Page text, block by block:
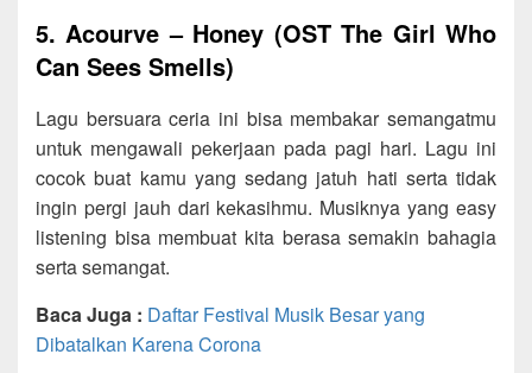
5. Acourve – Honey (OST The Girl Who
Can Sees Smells)
Lagu bersuara ceria ini bisa membakar semangatmu
untuk mengawali pekerjaan pada pagi hari. Lagu ini
cocok buat kamu yang sedang jatuh hati serta tidak
ingin pergi jauh dari kekasihmu. Musiknya yang easy
listening bisa membuat kita berasa semakin bahagia
serta semangat.
Baca Juga : Daftar Festival Musik Besar yang
Dibatalkan Karena Corona